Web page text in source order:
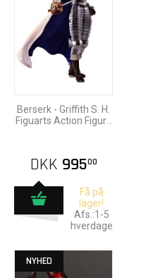
Berserk - Griffith S. H.
Figuarts Action Figure
DKK 99500
Få på
lager!
Afs.:1-5
hverdage
NYHED